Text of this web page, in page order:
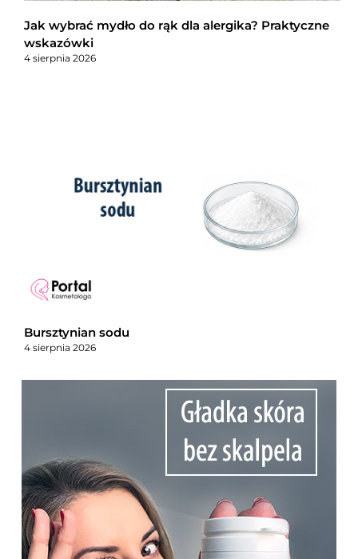
Jak wybrać mydło do rąk dla alergika? Praktyczne
wskazówki
4 sierpnia 2026
Bursztynian sodu
4 sierpnia 2026